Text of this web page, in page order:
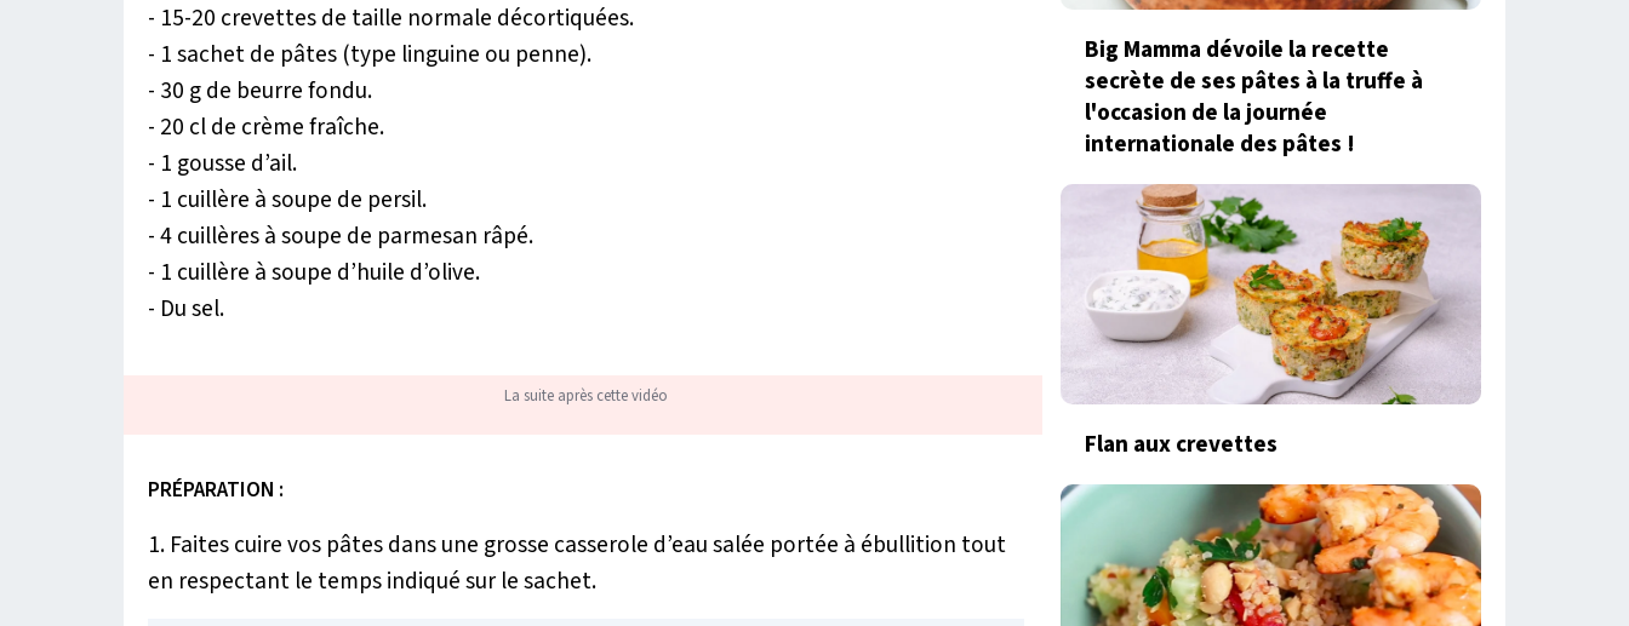
- 15-20 crevettes de taille normale décortiquées.
- 1 sachet de pâtes (type linguine ou penne).
- 30 g de beurre fondu.
- 20 cl de crème fraîche.
- 1 gousse d’ail.
- 1 cuillère à soupe de persil.
- 4 cuillères à soupe de parmesan râpé.
- 1 cuillère à soupe d’huile d’olive.
- Du sel.
La suite après cette vidéo
PRÉPARATION :
1. Faites cuire vos pâtes dans une grosse casserole d’eau salée portée à ébullition tout
en respectant le temps indiqué sur le sachet.
Big Mamma dévoile la recette
secrète de ses pâtes à la truffe à
l'occasion de la journée
internationale des pâtes !
Flan aux crevettes